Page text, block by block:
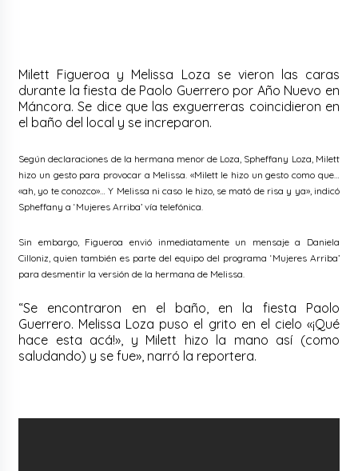
Milett Figueroa y Melissa Loza se vieron las caras
durante la fiesta de Paolo Guerrero por Año Nuevo en
Máncora. Se dice que las exguerreras coincidieron en
el baño del local y se increparon.
Según declaraciones de la hermana menor de Loza, Spheffany Loza, Milett
hizo un gesto para provocar a Melissa. «Milett le hizo un gesto como que…
«ah, yo te conozco»… Y Melissa ni caso le hizo, se mató de risa y ya», indicó
Spheffany a ‘Mujeres Arriba’ vía telefónica.
Sin embargo, Figueroa envió inmediatamente un mensaje a Daniela
Cilloniz, quien también es parte del equipo del programa ‘Mujeres Arriba’
para desmentir la versión de la hermana de Melissa.
“Se encontraron en el baño, en la fiesta Paolo
Guerrero. Melissa Loza puso el grito en el cielo «¡Qué
hace esta acá!», y Milett hizo la mano así (como
saludando) y se fue», narró la reportera.